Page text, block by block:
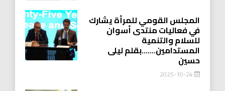
المجلس القومي للمرأة يشارك
في فعاليات منتدى أسوان
للسلام والتنمية
المستدامين…….بقلم ليلى
حسين
2025-10-24